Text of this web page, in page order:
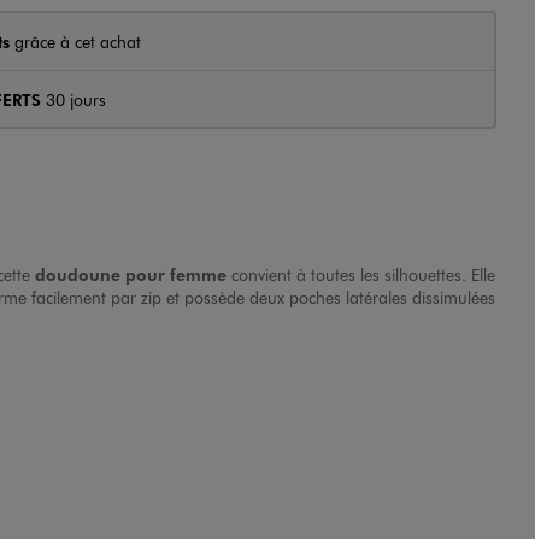
grâce à cet achat
30 jours
doudoune pour femme convient à toutes les silhouettes. Elle
facilement par zip et possède deux poches latérales dissimulées